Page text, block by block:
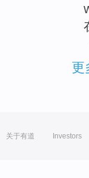
更
关于有道 Investors